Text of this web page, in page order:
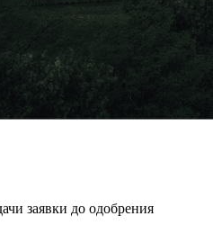
заявки до одобрения